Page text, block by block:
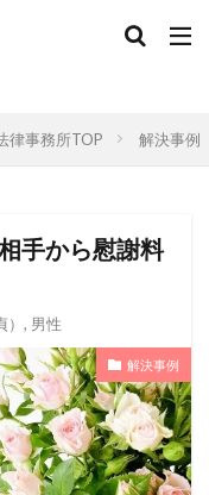
律事務所TOP 解決事例
手から慰謝料
, 男性
解決事例